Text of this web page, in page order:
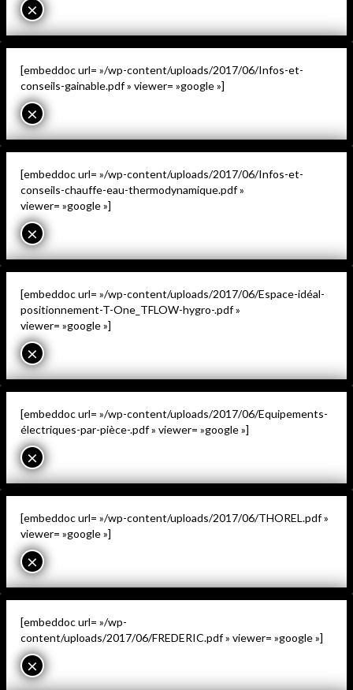
×
[embeddoc url= »/wp-content/uploads/2017/06/Infos-et-
conseils-gainable.pdf » viewer= »google »]
×
[embeddoc url= »/wp-content/uploads/2017/06/Infos-et-
conseils-chauffe-eau-thermodynamique.pdf »
viewer= »google »]
×
[embeddoc url= »/wp-content/uploads/2017/06/Espace-idéal-
positionnement-T-One_TFLOW-hygro-.pdf »
viewer= »google »]
×
[embeddoc url= »/wp-content/uploads/2017/06/Equipements-
électriques-par-pièce-.pdf » viewer= »google »]
×
[embeddoc url= »/wp-content/uploads/2017/06/THOREL.pdf »
viewer= »google »]
×
[embeddoc url= »/wp-
content/uploads/2017/06/FREDERIC.pdf » viewer= »google »]
×